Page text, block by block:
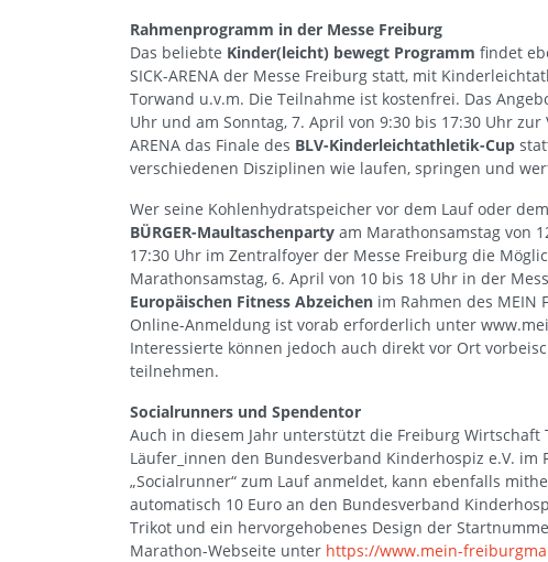
Rahmenprogramm in der Messe Freiburg
Das beliebte Kinder(leicht) bewegt Programm findet
SICK-ARENA der Messe Freiburg statt, mit
Torwand u.v.m. Die Teilnahme ist kostenfrei. Das
Uhr und am Sonntag, 7. April von 9:30 bis 17:30 Uhr
ARENA das Finale des BLV-Kinderleichtathletik-Cup
verschiedenen Disziplinen wie laufen, springen und
Wer seine Kohlenhydratspeicher vor dem Lauf oder
BÜRGER-Maultaschenparty am Marathonsamstag von
17:30 Uhr im Zentralfoyer der Messe Freiburg die
Marathonsamstag, 6. April von 10 bis 18 Uhr in der
Europäischen Fitness Abzeichen im Rahmen des MEIN
Online-Anmeldung ist vorab erforderlich unter
Interessierte können jedoch auch direkt vor Ort
teilnehmen.
Socialrunners und Spendentor
Auch in diesem Jahr unterstützt die Freiburg Wirtschaft
Läufer_innen den Bundesverband Kinderhospiz e.V. im
„Socialrunner“ zum Lauf anmeldet, kann ebenfalls
automatisch 10 Euro an den Bundesverband
Trikot und ein hervorgehobenes Design der
Marathon-Webseite unter https://www.mein-